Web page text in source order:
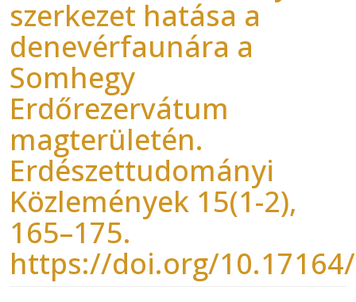
szerkezet hatása a
denevérfaunára a
Somhegy
Erdőrezervátum
magterületén.
Erdészettudományi
Közlemények 15(1-2),
165–175.
https://doi.org/10.17164/